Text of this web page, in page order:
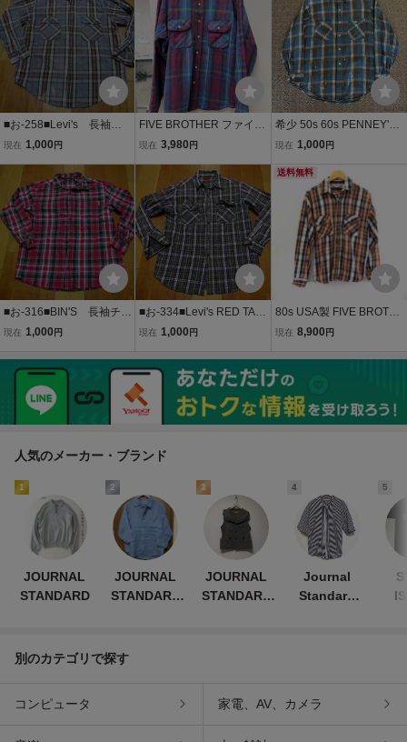
■お-258■Levi's 長袖チ
ェックシャツネルシャ
現在 1,000 円
FIVE BROTHER ファイブ
ブラザー ヘビーネルシャ
製 90s ビンテージ 80s ヴ
ィンテージ 古着 five broth
er キムタク着
現在 3,980 円
希少 50s 60s PENNEY'S
コットン ヘビー ネルシャ
フェード◎ M ペニーズ /
オンブレ シャツ vintage 7
0s BIGMAC
現在 1,000 円
■お-316■BIN'S 長袖チェ
ックシャツネルシャツ
現在 1,000 円
■お-334■Levi's RED TAB
長袖チェックシャツネ
現在 1,000 円
送料無料
80s USA製 FIVE BROTH
ER ファイブブラザー ネ
チェック シャツ オレンジ
ネイビー L VINTAGE ヴィ
ンテージ メンズ
現在 8,900 円
人気のメーカー・ブランド
1
JOURNAL
STANDARD
2
JOURNAL
STANDARD
3
JOURNAL
STANDARD
4
Journal
Standard
5
別のカテゴリで探す
コンピュータ 家電、AV、カメラ